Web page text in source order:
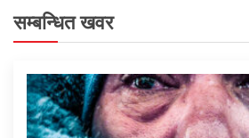
सम्बन्धित खवर